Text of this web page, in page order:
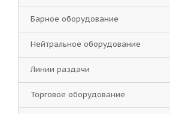
Барное оборудование
Нейтральное оборудование
Линии раздачи
Торговое оборудование